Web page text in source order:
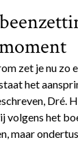
zet je nu zo
het
Dré.
volgens het
maar